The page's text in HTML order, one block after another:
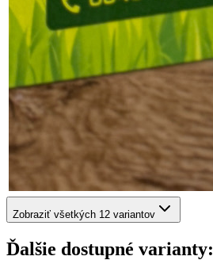
Zobraziť všetkých 12 variantov
Ďalšie dostupné varianty: